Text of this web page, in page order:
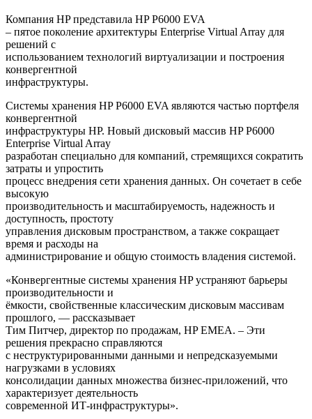
Компания HP представила HPP6000 EVA
– пятое поколение архитектуры Enterprise Virtual Array для
решений с
использованием технологий виртуализации и построения
конвергентной
инфраструктуры.
Системы хранения HP P6000 EVA являются частью портфеля
конвергентной
инфраструктуры HP. Новый дисковый массив HP P6000
Enterprise Virtual Array
разработан специально для компаний, стремящихся сократить
затраты и упростить
процесс внедрения сети хранения данных. Он сочетает в себе
высокую
производительность и масштабируемость, надежность и
доступность, простоту
управления дисковым пространством, а также сокращает
время и расходы на
администрирование и общую стоимость владения системой.
«Конвергентные системы хранения HP устраняют барьеры
производительности и
ёмкости, свойственные классическим дисковым массивам
прошлого, — рассказывает
Тим Питчер, директор по продажам, HP EMEA. – Эти
решения прекрасно справляются
с неструктурированными данными и непредсказуемыми
нагрузками в условиях
консолидации данных множества бизнес-приложений, что
характеризует деятельность
современной ИТ-инфраструктуры».